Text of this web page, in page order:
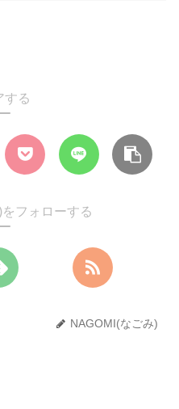
する
フォローする
NAGOMI(なごみ)